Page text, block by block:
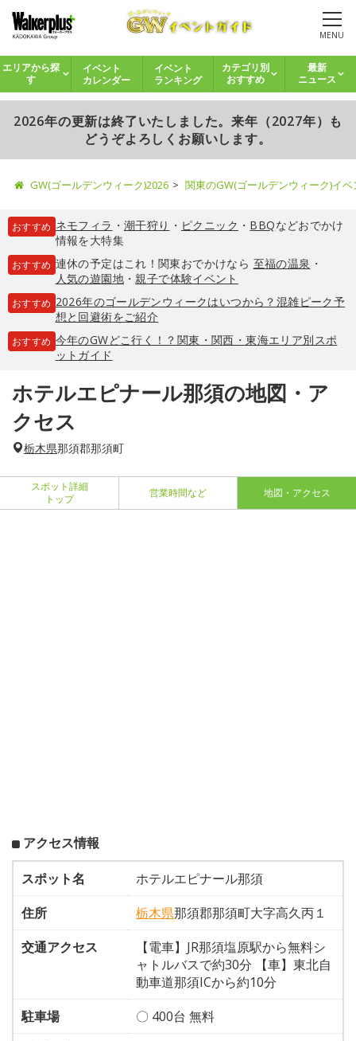
MENU
エリアから探
す
イベント
カレンダー
イベント
ランキング
カテゴリ別
おすすめ
最新
ニュース
2026年の更新は終了いたしました。来年（2027年）も
どうぞよろしくお願いします。
GW(ゴールデンウィーク)2026 関東のGW(ゴールデンウィーク)イ
おすすめ ネモフィラ ・ 潮干狩り ・ ピクニック ・ BBQなどおでかけ
情報を大特集
おすすめ 連休の予定はこれ！関東おでかけなら 至福の温泉 ・
人気の遊園地・親子で体験イベント
おすすめ 2026年のゴールデンウィークはいつから？混雑ピーク予
想と回避術をご紹介
おすすめ 今年のGWどこ行く！？関東・関西・東海エリア別スポ
ットガイド
ホテルエピナール那須の地図・ア
クセス
栃木県那須郡那須町
スポット詳細
トップ
営業時間など 地図・アクセス
アクセス情報
スポット名
ホテルエピナール那須
住所
栃木県那須郡那須町大字高久丙１
交通アクセス
【電車】JR那須塩原駅から無料シ
ャトルバスで約30分 【車】東北自
動車道那須ICから約10分
駐車場
〇 400台 無料